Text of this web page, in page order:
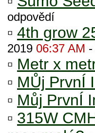
odpovědí
▫ 4th grow
2019 06:37 AM
▫ Metr x
▫ MŮj PrvnÍ
▫ Můj PrvnÍ
▫ 315W